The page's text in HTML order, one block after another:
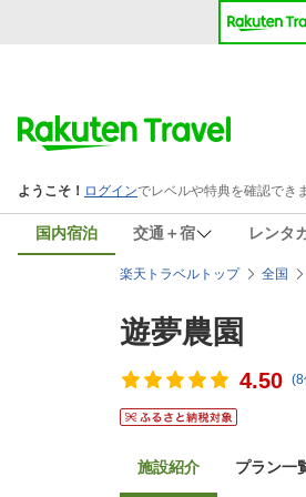
国内宿泊 交通＋宿 レンタ
楽天トラベルトップ 全国
遊夢農園
4.50 (8
施設紹介 プラン一